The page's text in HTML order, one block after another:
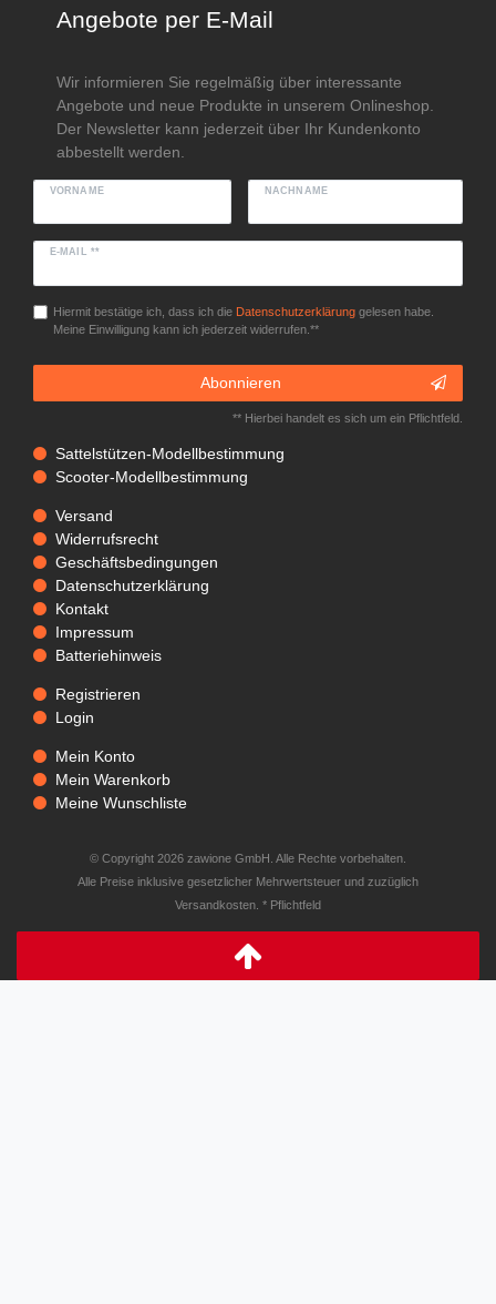
Angebote per E-Mail
Wir informieren Sie regelmäßig über interessante
Angebote und neue Produkte in unserem Onlineshop.
Der Newsletter kann jederzeit über Ihr Kundenkonto
abbestellt werden.
VORNAME NACHNAME
E-MAIL **
Hiermit bestätige ich, dass ich die Daten­schutz­erklärunggelesen habe.
Meine Einwilligung kann ich jederzeit widerrufen.**
Abonnieren
** Hierbei handelt es sich um ein Pflichtfeld.
Sattelstützen-Modellbestimmung
Scooter-Modellbestimmung
Versand
Widerrufsrecht
Geschäftsbedingungen
Datenschutzerklärung
Kontakt
Impressum
Batteriehinweis
Registrieren
Login
Mein Konto
Mein Warenkorb
Meine Wunschliste
© Copyright 2026 zawione GmbH. Alle Rechte vorbehalten.
Alle Preise inklusive gesetzlicher Mehrwertsteuer und zuzüglich
Versandkosten. * Pflichtfeld